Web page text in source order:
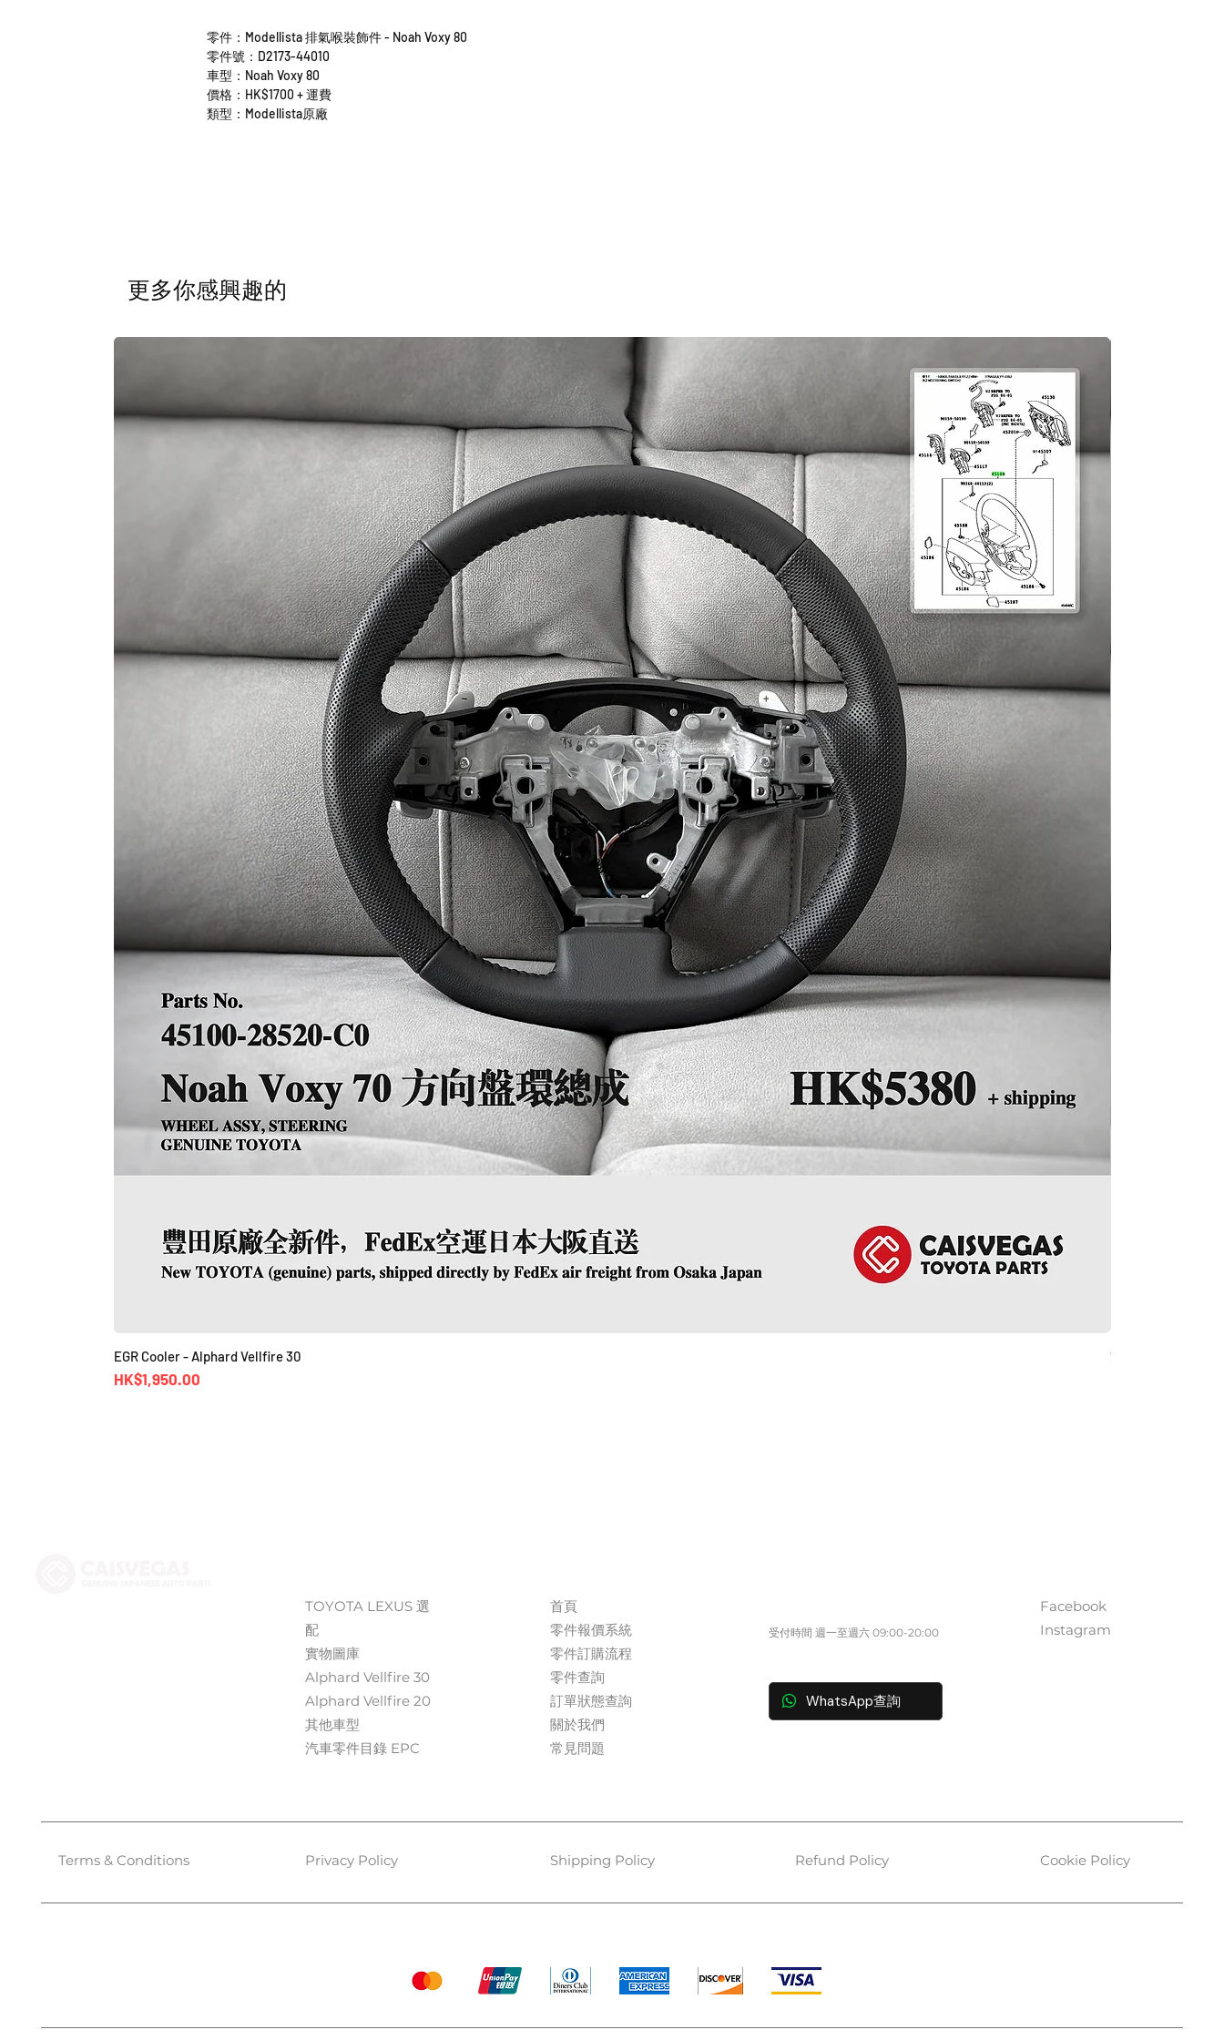
零件：Modellista 排氣喉裝飾件 - Noah Voxy 80
零件號：D2173-44010
車型：Noah Voxy 80
價格：HK$1700 + 運費
類型：Modellista原廠
​更多你感興趣的
EGR Cooler - Alphard Vellfire 30
價格
HK$1,950.00
方向盤環總成 -
TOYOTA LEXUS 選
配
實物圖庫
Alphard Vellfire 30
Alphard Vellfire 20
其他車型
汽車零件目錄 EPC​​
首頁
零件報價系統
​零件訂購流程
零件查詢
訂單狀態查詢
關於我們​
常見問題
受付時間 週一至週六​ 09:00-20:00
WhatsApp查詢
Facebook
Instagram
Terms & Conditions Privacy Policy Shipping Policy Refund Policy Cookie Policy